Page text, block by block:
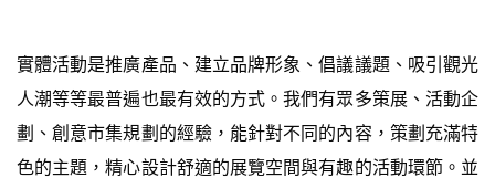
實體活動是推廣產品、建立品牌形象、倡議議題、吸引觀光
人潮等等最普遍也最有效的方式。我們有眾多策展、活動企
劃、創意市集規劃的經驗，能針對不同的內容，策劃充滿特
色的主題，精心設計舒適的展覽空間與有趣的活動環節。並